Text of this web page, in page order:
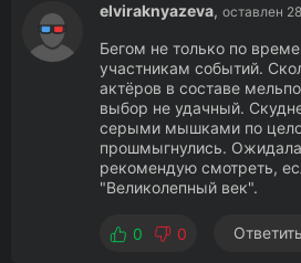
elviraknyazeva, оставлен
Бегом не только по
участникам событий.
актёров в составе
выбор не удачный.
серыми мышками по
прошмыгнулись.
рекомендую смотреть,
"Великолепный век".
0 0 Ответить